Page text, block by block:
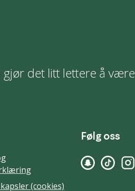
det litt lettere å være
(cookies)
Følg oss